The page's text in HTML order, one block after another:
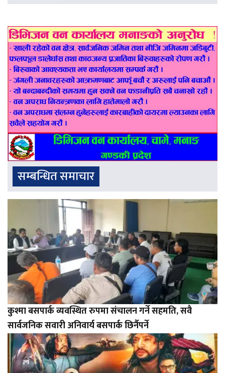
सम्बन्धित समाचार
कुश्मा बसपार्क व्यवस्थित रुपमा संचालन गर्ने सहमति, सवै
सार्वजनिक सवारी अनिवार्य बसपार्क छिर्नैपर्ने